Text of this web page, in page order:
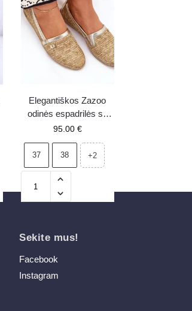
Elegantiškos Zazoo
odinės espadrilės su
plecionka, smėlio
95.00 €
37 38 +2
Sekite mus!
Facebook
Instagram